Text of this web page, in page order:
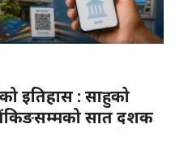
इतिहास : साहुको
सात दशक